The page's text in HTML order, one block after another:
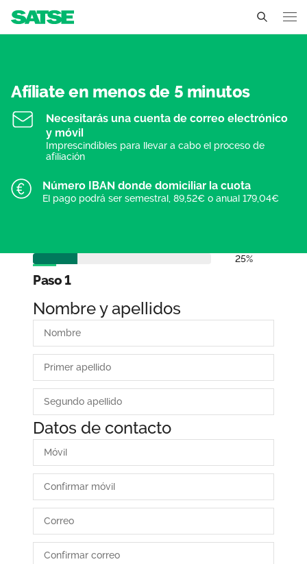
Conócenos
Un sindicato profesional e independiente
Delegados Sindicales
Estructura organizativa
Nuestro trabajo
Ámbitos de negociación
Secciones sindicales
Qué ofrecemos
Ventajas
Actualidad
Noticias
Documentos
Publicaciones
Vídeos
Área privada
Afíliate en menos de 5 minutos
Necesitarás una cuenta de correo electrónico
y móvil
Imprescindibles para llevar a cabo el proceso de
afiliación
Número IBAN donde domiciliar la cuota
El pago podrá ser semestral, 89,52€ o anual 179,04€
25%
Paso 1
Nombre y apellidos
Datos de contacto